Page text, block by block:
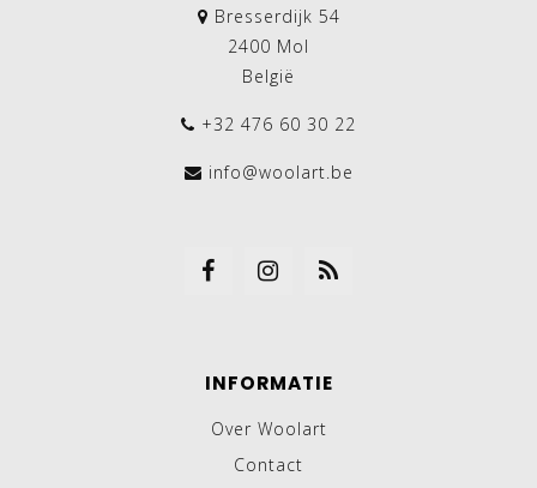
Bresserdijk 54
2400 Mol
België
+32 476 60 30 22
info@woolart.be
INFORMATIE
Over Woolart
Contact